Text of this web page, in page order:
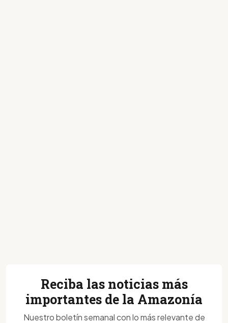
Reciba las noticias más
importantes de la Amazonía
Nuestro boletín semanal con lo más relevante de